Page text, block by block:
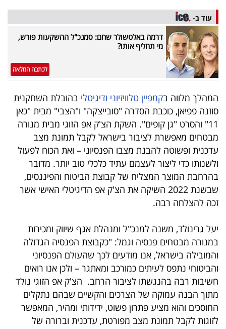
ניוזלטרים
מייל
אדום
פרסמו
באייס
עקבו
אחרינו:
עוד ב-
דרמה באלטשולר שחם: סמנכ"ל ההשקעות פורש,
מי תחליף אותו?
לכתבה המלאה
המהלך מלווה בקמפיין טלוויזיוני ודיגיטלי בהובלת השחקנית
סוזנה פפיאן, כוכבת הסדרה "סובייצקה" ו"הצבי" מבית "כאן
11" והסרט "גן קופים". השקת הצ'ק אפ הזוגי מבית מנורה
מבטחים מאפשרת לציבור בישראל לקבל תמונת מצב
עדכנית ופשוטה להבנת מצבו הפנסיוני – ואת הכוח לפעול
ולשנותו כדי ליצור לעצמם עתיד כלכלי טוב יותר. מדובר
בהרחבת המוצר המצליח של קבוצת הביטוח והפיננסים,
שבשנת 2022 השיקה את הצ'ק אפ הדיגיטלי האישי אשר
זכה להצלחה רבה.
יעל גרינולד, משנה למנכ"ל ומנהלת אגף שיווק ומכירות
במנורה מבטחים פנסיה וגמל: "כקבוצת הפנסיה הגדולה
והמובילה בישראל, אנו מודעים לכך שהעולם הפנסיוני
והביטוחי נתפס לעיתים כמורכב ומאתגר – ולכן אנו רואים
חשיבות רבה בהנגשתו לציבור הרחב. הצ'ק אפ הזוגי נולד
מתוך הבנה עמוקה של הצרכים והקשיים שבהם נתקלים
החוסכים והוא מציע פתרון פשוט, ידידותי ומהיר, המאפשר
לזוגות לקבל תמונת מצב מפורטת, עדכנית וברורה של